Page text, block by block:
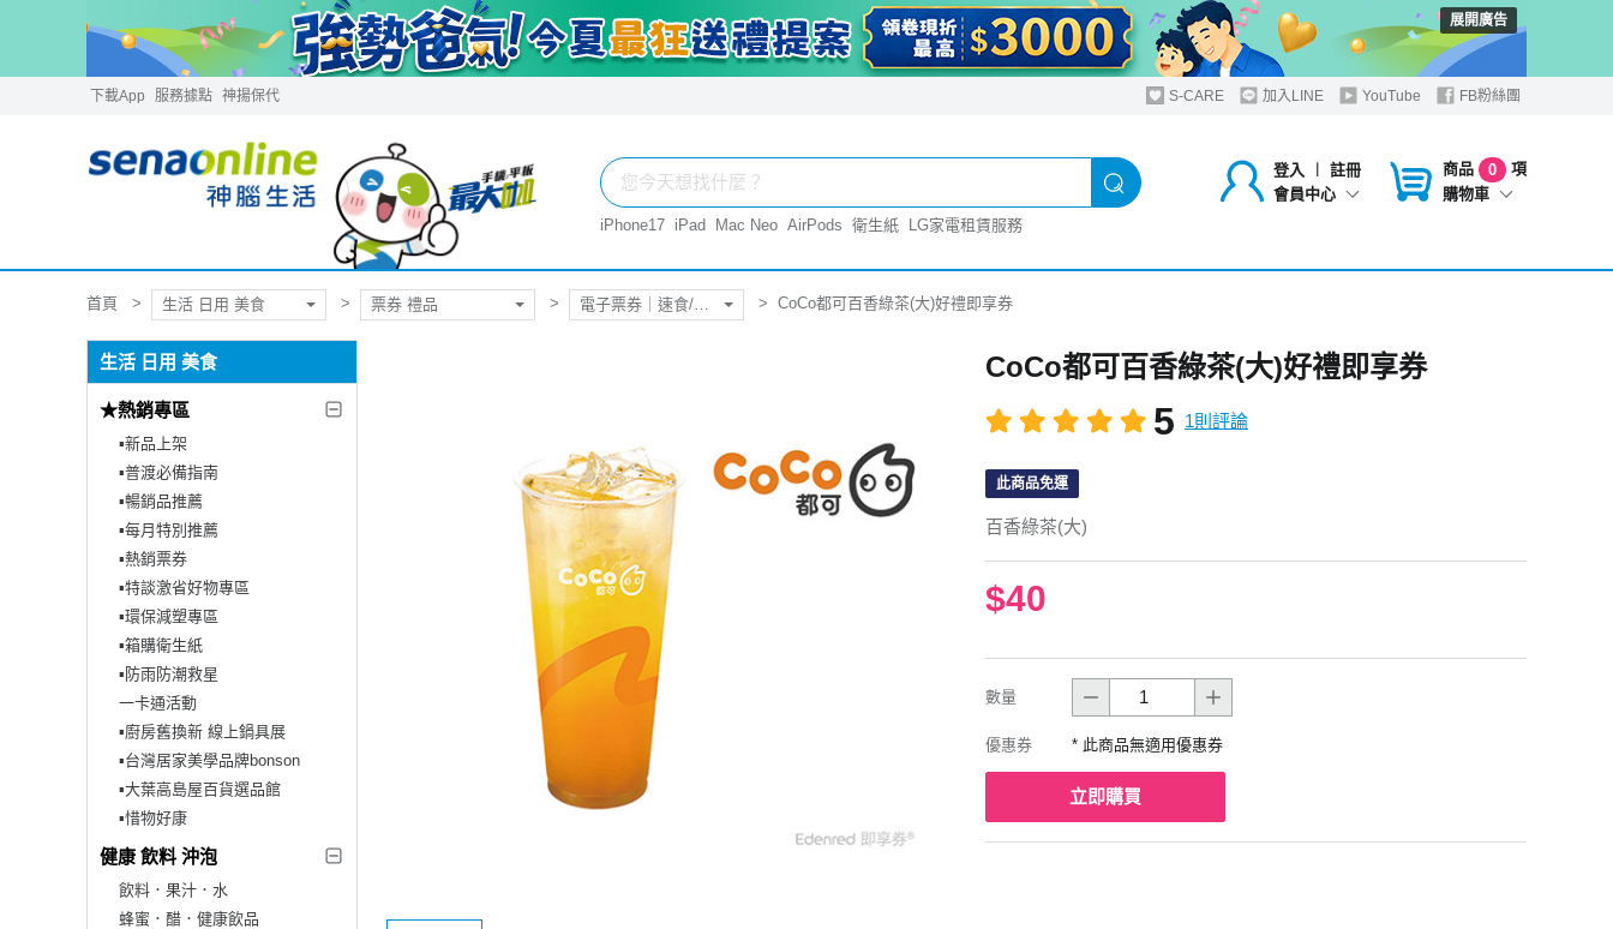
展開廣告
下載App 服務據點 神揚保代 S-CARE 加入LINE YouTube FB粉絲團
登入 ︱
註冊
會員中心
商品 0
項
購物車
iPhone17 iPad Mac Neo AirPods 衛生紙 LG家電租賃服務
首頁 生活 日用 美食 票券 禮品 CoCo都可百香綠茶(大)好禮即享券
生活 日用 美食
★熱銷專區
▪︎新品上架
▪︎普渡必備指南
▪︎暢銷品推薦
▪︎每月特別推薦
▪︎熱銷票券
▪︎特談激省好物專區
▪︎環保減塑專區
▪︎箱購衛生紙
▪︎防雨防潮救星
一卡通活動
▪︎廚房舊換新 線上鍋具展
▪︎台灣居家美學品牌bonson
▪︎大葉高島屋百貨選品館
▪︎惜物好康
健康 飲料 沖泡
飲料．果汁．水
蜂蜜．醋．健康飲品
CoCo都可百香綠茶(大)好禮即享券
5 1則評論
此商品免運
百香綠茶(大)
$40
數量
優惠券 * 此商品無適用優惠券
立即購買